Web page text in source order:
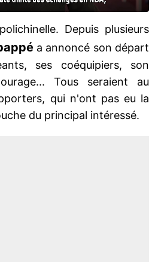
Depuis plusieurs
a annoncé son départ
ses coéquipiers, son
Tous seraient au
qui n'ont pas eu la
du principal intéressé.